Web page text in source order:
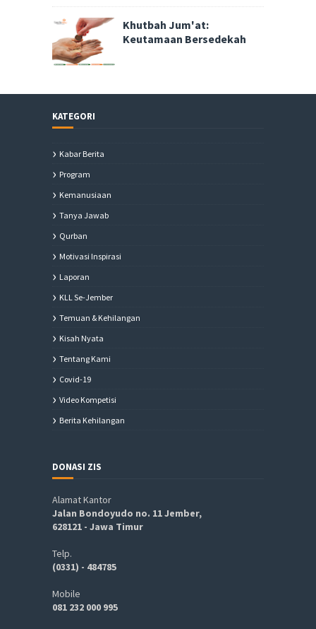
Khutbah Jum'at:
Keutamaan Bersedekah
KATEGORI
Kabar Berita
Program
Kemanusiaan
Tanya Jawab
Qurban
Motivasi Inspirasi
Laporan
KLL Se-Jember
Temuan & Kehilangan
Kisah Nyata
Tentang Kami
Covid-19
Video Kompetisi
Berita Kehilangan
DONASI ZIS
Alamat Kantor
Jalan Bondoyudo no. 11 Jember,
628121 - Jawa Timur
Telp.
(0331) - 484785
Mobile
081 232 000 995